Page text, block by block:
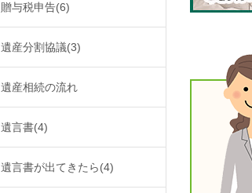
贈与税申告(6)
遺産分割協議(3)
遺産相続の流れ
遺言書(4)
遺言書が出てきたら(4)